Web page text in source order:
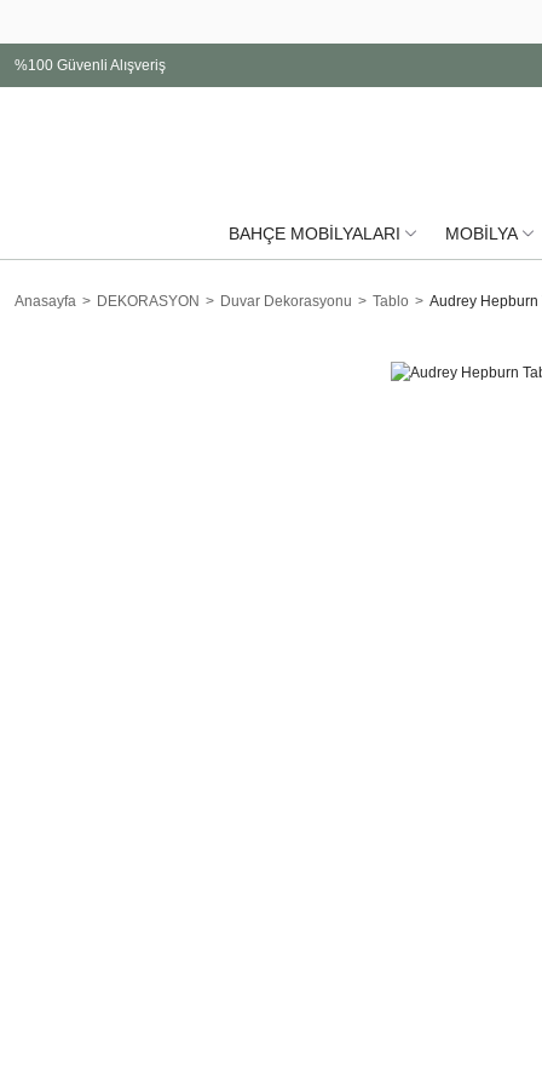
%100 Güvenli Alışveriş
BAHÇE MOBİLYALARI MOBİLYA
Anasayfa DEKORASYON Duvar Dekorasyonu Tablo Audrey Hepburn